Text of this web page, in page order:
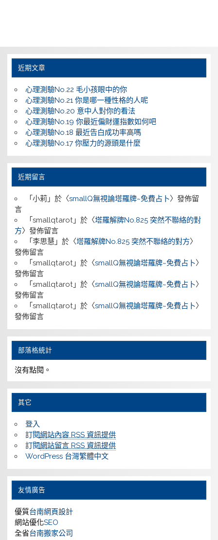
近期文章
心理測驗No.22 毛小孩眼中的你
心理測驗No.21 你是哪一種性格的人呢
心理測驗No.20 意中人對你的看法
心理測驗No.19 你最近偏財運指數如何吧
心理測驗No.18 最近告白成功率高嗎
心理測驗No.17 你壓力的源頭是什麼
近期留言
「 小莉」於〈smallQ無視論塔羅牌~免費占卜〉發佈留
言
「 smallqtarot」於〈塔羅解牌No.825 突然不聯絡的對
方〉發佈留言
「 李思慧」於〈塔羅解牌No.825 突然不聯絡的對方〉
發佈留言
「 smallqtarot」於〈smallQ無視論塔羅牌~免費占卜〉
發佈留言
「 smallqtarot」於〈smallQ無視論塔羅牌~免費占卜〉
發佈留言
「 smallqtarot」於〈smallQ無視論塔羅牌~免費占卜〉
發佈留言
部落格統計
沒有點閱。
其它
登入
訂閱網站內容 RSS 資訊提供
訂閱網站留言 RSS 資訊提供
WordPress 台灣繁體中文
友情廣告
優質台南網頁設計
網站優化SEO
全省台南搬家公司